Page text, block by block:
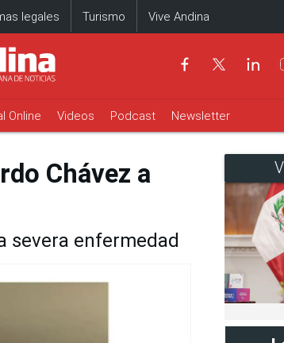
legales Turismo Vive Andina
Online Videos Podcast Newsletter
Chávez a
severa enfermedad